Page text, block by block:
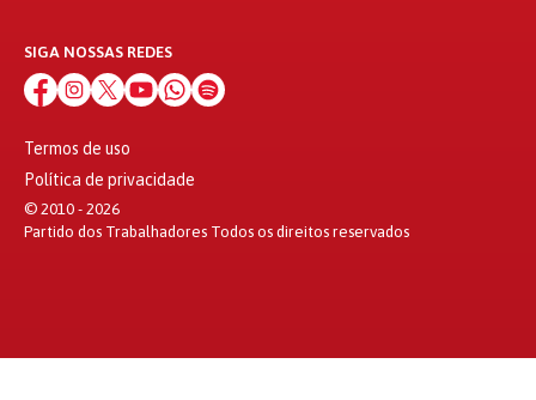
SIGA NOSSAS REDES
Termos de uso
Política de privacidade
© 2010 - 2026
Partido dos Trabalhadores Todos os direitos reservados